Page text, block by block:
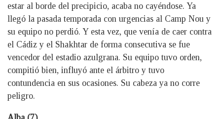
estar al borde del precipicio, acaba no cayéndose. Ya
llegó la pasada temporada con urgencias al Camp Nou y
su equipo no perdió. Y esta vez, que venía de caer contra
el Cádiz y el Shakhtar de forma consecutiva se fue
vencedor del estadio azulgrana. Su equipo tuvo orden,
compitió bien, influyó ante el árbitro y tuvo
contundencia en sus ocasiones. Su cabeza ya no corre
peligro.